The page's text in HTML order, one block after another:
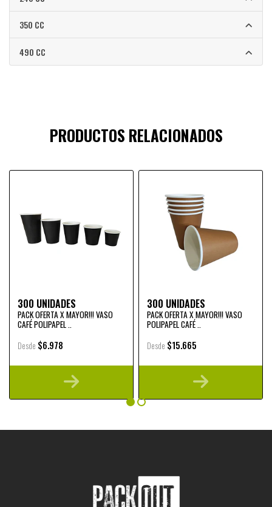
350 CC
490 CC
PRODUCTOS RELACIONADOS
300 UNIDADES
PACK OFERTA X MAYOR!!! VASO
CAFÉ POLIPAPEL ..
Desde $6.978
300 UNIDADES
PACK OFERTA X MAYOR!!! VASO
POLIPAPEL CAFÉ ..
Desde $15.665